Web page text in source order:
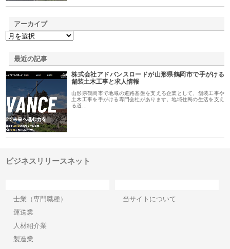
アーカイブ
最近の記事
株式会社アドバンスロードが山形県鶴岡市で手がける
舗装土木工事と求人情報
山形県鶴岡市で地域の道路基盤を支える企業として、舗装工事や
土木工事を手がける専門会社があります。地域住民の生活を支え
る道…
ビジネスリリースネット
士業（専門職種）
運送業
人材紹介業
製造業
当サイトについて